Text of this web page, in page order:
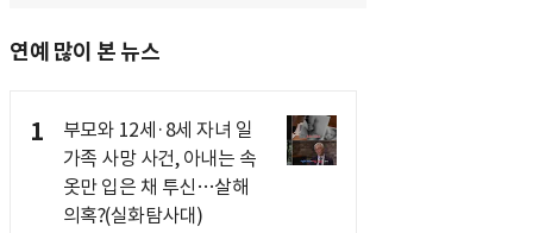
연예 많이 본 뉴스
1
부모와 12세·8세 자녀 일
가족 사망 사건, 아내는 속
옷만 입은 채 투신…살해
의혹?(실화탐사대)